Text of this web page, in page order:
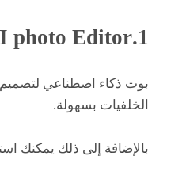
1.AI photo Editor
بوت ذكاء اصطناعي
الخلفيات بسهولة.
بالإضافة إلى ذلك يمكنك